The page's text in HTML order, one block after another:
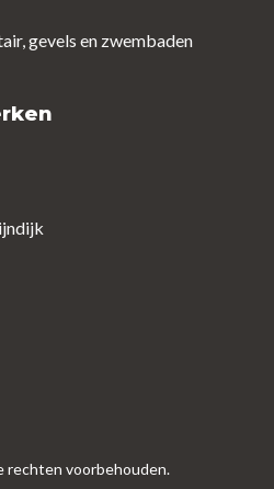
gevels en zwembaden
rechten voorbehouden.